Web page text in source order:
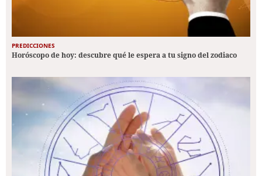
PREDICCIONES
Horóscopo de hoy: descubre qué le espera a tu signo del zodiaco